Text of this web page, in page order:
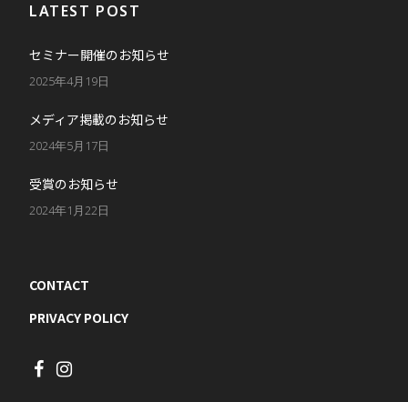
LATEST POST
セミナー開催のお知らせ
2025年4月19日
メディア掲載のお知らせ
2024年5月17日
受賞のお知らせ
2024年1月22日
CONTACT
PRIVACY POLICY